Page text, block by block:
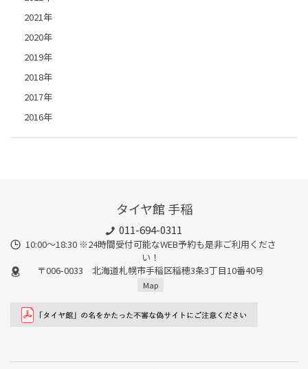
2021年
2020年
2019年
2018年
2017年
2016年
タイヤ館 手稲
011-694-0311
10:00～18:30 ※24時間受付可能なWEB予約も是非ご利用くださ
い！
〒006-0033 北海道札幌市手稲区稲穂3条3丁目10番40号
Map